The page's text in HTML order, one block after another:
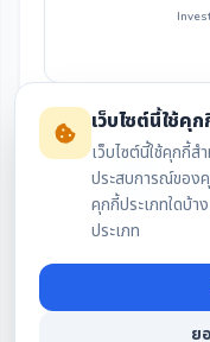
สรุปงบล่าสุด
เว็บไซต์นี้ใช้คุก
เว็บไซต์นี้ใช้คุกกี้
ประสบการณ์ของ
คุกกี้ประเภทใดบ้า
ประเภท
ย